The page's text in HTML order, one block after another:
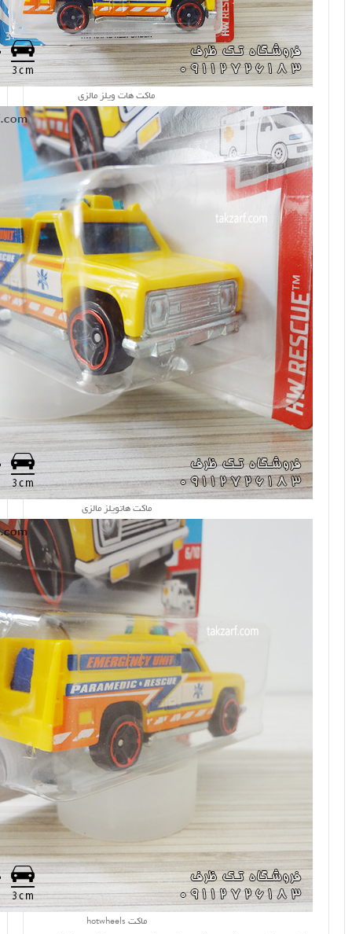
ماکت هات ویلز مالزی
ماکت هاتویلز مالزی
ماکت hotwheels